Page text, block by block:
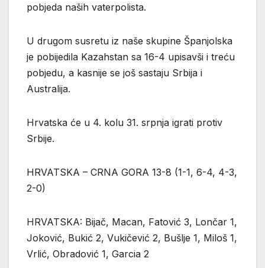
pobjeda naših vaterpolista.
U drugom susretu iz naše skupine Španjolska
je pobijedila Kazahstan sa 16-4 upisavši i treću
pobjedu, a kasnije se još sastaju Srbija i
Australija.
Hrvatska će u 4. kolu 31. srpnja igrati protiv
Srbije.
HRVATSKA – CRNA GORA 13-8 (1-1, 6-4, 4-3,
2-0)
HRVATSKA: Bijač, Macan, Fatović 3, Lončar 1,
Joković, Bukić 2, Vukičević 2, Bušlje 1, Miloš 1,
Vrlić, Obradović 1, Garcia 2